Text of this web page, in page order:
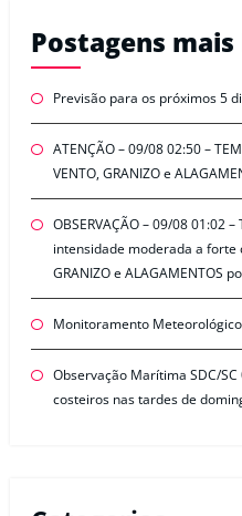
Postagens mais
Previsão para os próximos 5
ATENÇÃO – 09/08 02:50 –
VENTO, GRANIZO e
OBSERVAÇÃO – 09/08 01:02 –
intensidade moderada a forte
GRANIZO e ALAGAMENTOS
Monitoramento
Observação Marítima SDC/
costeiros nas tardes de